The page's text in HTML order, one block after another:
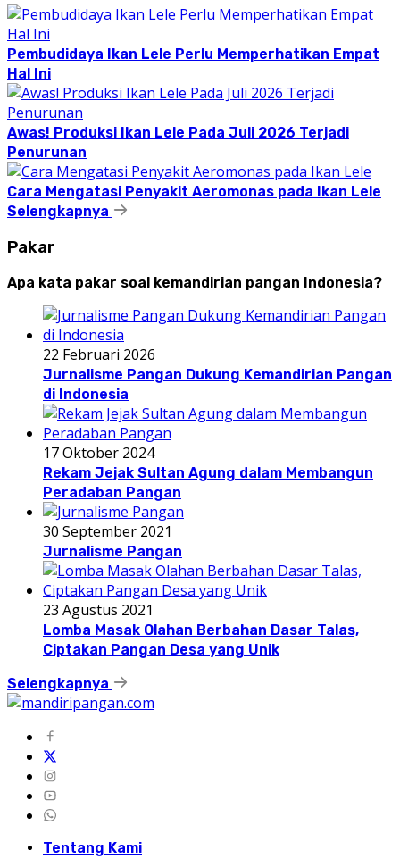
Pembudidaya Ikan Lele Perlu Memperhatikan Empat
Hal Ini
Awas! Produksi Ikan Lele Pada Juli 2026 Terjadi
Penurunan
Cara Mengatasi Penyakit Aeromonas pada Ikan Lele
Selengkapnya
Pakar
Apa kata pakar soal kemandirian pangan Indonesia?
22 Februari 2026
Jurnalisme Pangan Dukung Kemandirian Pangan
di Indonesia
17 Oktober 2024
Rekam Jejak Sultan Agung dalam Membangun
Peradaban Pangan
30 September 2021
Jurnalisme Pangan
23 Agustus 2021
Lomba Masak Olahan Berbahan Dasar Talas,
Ciptakan Pangan Desa yang Unik
Selengkapnya
Tentang Kami